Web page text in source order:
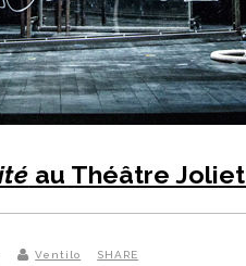
au Théâtre
Ventilo SHARE